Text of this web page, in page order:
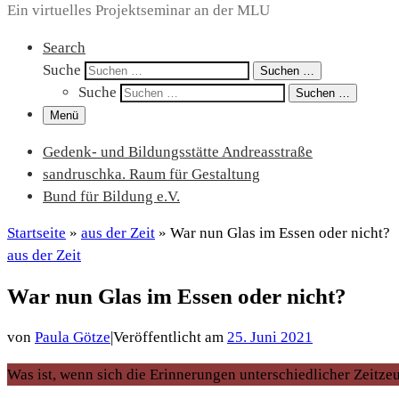
Ein virtuelles Projektseminar an der MLU
Search
Suche
Suchen …
Suche
Suchen …
Menü
Gedenk- und Bildungsstätte Andreasstraße
sandruschka. Raum für Gestaltung
Bund für Bildung e.V.
Startseite » aus der Zeit » War nun Glas im Essen oder nicht?
aus der Zeit
War nun Glas im Essen oder nicht?
von Paula Götze Veröffentlicht am 25. Juni 2021
Was ist, wenn sich die Erinnerungen unterschiedlicher